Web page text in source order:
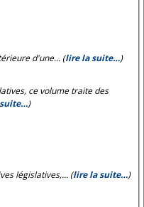
d'une... (lire la suite…)
ce volume traite des
)
législatives,... (lire la suite…)